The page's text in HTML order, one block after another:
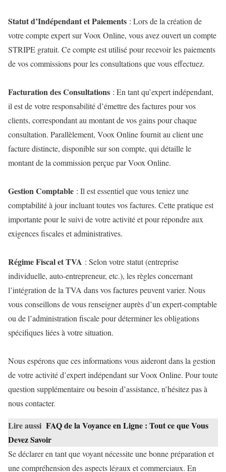
Statut d’Indépendant et Paiements : Lors de la création de
votre compte expert sur Voox Online, vous avez ouvert un compte
STRIPE gratuit. Ce compte est utilisé pour recevoir les paiements
de vos commissions pour les consultations que vous effectuez.
Facturation des Consultations : En tant qu’expert indépendant,
il est de votre responsabilité d’émettre des factures pour vos
clients, correspondant au montant de vos gains pour chaque
consultation. Parallèlement, Voox Online fournit au client une
facture distincte, disponible sur son compte, qui détaille le
montant de la commission perçue par Voox Online.
Gestion Comptable : Il est essentiel que vous teniez une
comptabilité à jour incluant toutes vos factures. Cette pratique est
importante pour le suivi de votre activité et pour répondre aux
exigences fiscales et administratives.
Régime Fiscal et TVA : Selon votre statut (entreprise
individuelle, auto-entrepreneur, etc.), les règles concernant
l’intégration de la TVA dans vos factures peuvent varier. Nous
vous conseillons de vous renseigner auprès d’un expert-comptable
ou de l’administration fiscale pour déterminer les obligations
spécifiques liées à votre situation.
Nous espérons que ces informations vous aideront dans la gestion
de votre activité d’expert indépendant sur Voox Online. Pour toute
question supplémentaire ou besoin d’assistance, n’hésitez pas à
nous contacter.
Lire aussi FAQ de la Voyance en Ligne : Tout ce que Vous
Devez Savoir
Se déclarer en tant que voyant nécessite une bonne préparation et
une compréhension des aspects légaux et commerciaux. En